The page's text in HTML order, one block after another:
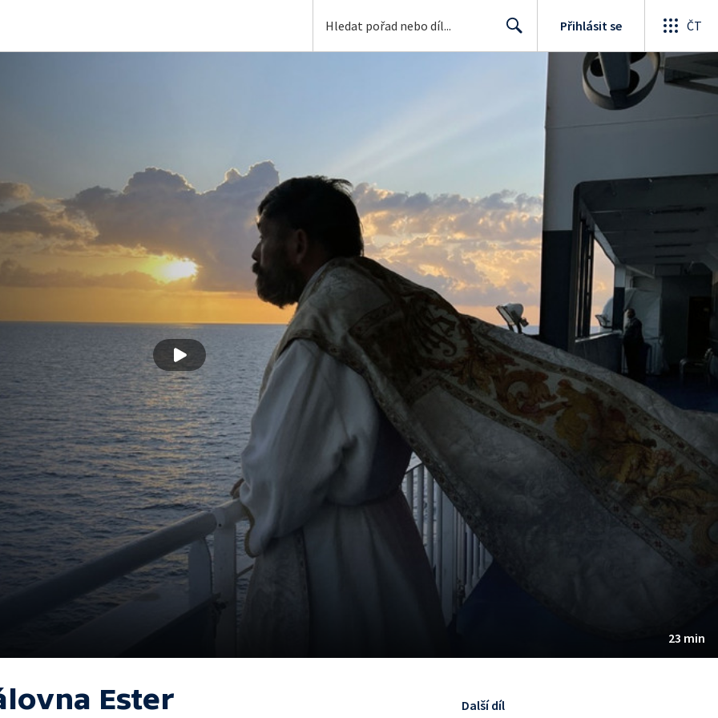
Přihlásit se ČT
23 min
Ester Další díl